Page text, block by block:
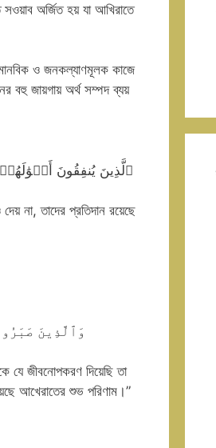
অর্জিত হয় যা আখিরাতে
ও জনকল্যাণমূলক কাজে
বহু জায়গায় অর্থ সম্পদ ব্যয়
ٱلَّذِينَ يُنفِقُونَ
না, তাদের প্রতিদান রয়েছে
وَٱلَّذِينَ
যে জীবনোপকরণ দিয়েছি তা
আখেরাতের শুভ পরিণাম।”